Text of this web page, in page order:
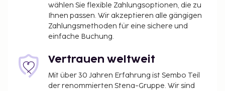
wählen Sie flexible Zahlungsoptionen, die zu
Ihnen passen. Wir akzeptieren alle gängigen
Zahlungsmethoden für eine sichere und
einfache Buchung.
Vertrauen weltweit
Mit über 30 Jahren Erfahrung ist Sembo Teil
der renommierten Stena-Gruppe. Wir sind